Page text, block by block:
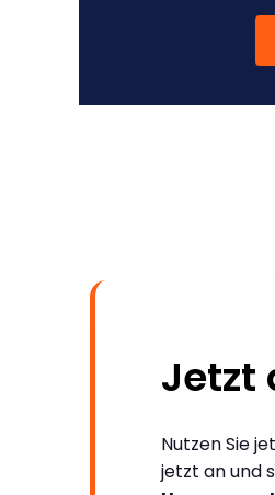
Jetzt
Nutzen Sie
jetzt an und